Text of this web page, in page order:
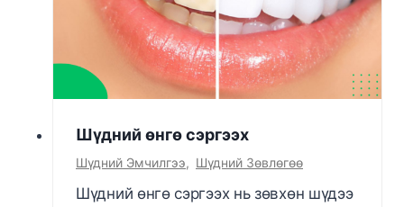
Шүдний өнгө сэргээх
Шүдний Эмчилгээ, Шүдний Зөвлөгөө
Шүдний өнгө сэргээх нь зөвхөн шүдээ